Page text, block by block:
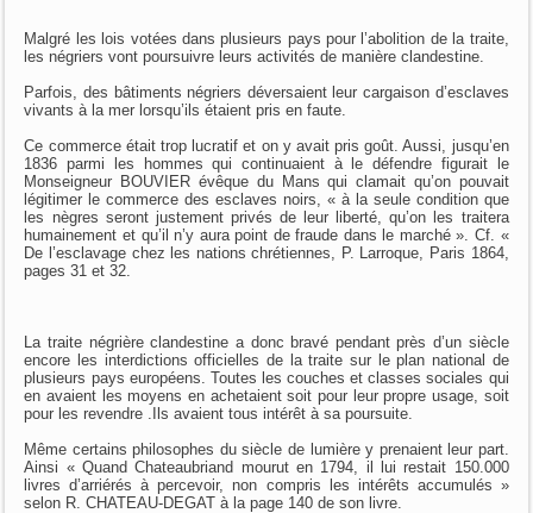
Malgré les lois votées dans plusieurs pays pour l’abolition de la traite,
les négriers vont poursuivre leurs activités de manière clandestine.
Parfois, des bâtiments négriers déversaient leur cargaison d’esclaves
vivants à la mer lorsqu’ils étaient pris en faute.
Ce commerce était trop lucratif et on y avait pris goût. Aussi, jusqu’en
1836 parmi les hommes qui continuaient à le défendre figurait le
Monseigneur BOUVIER évêque du Mans qui clamait qu’on pouvait
légitimer le commerce des esclaves noirs, « à la seule condition que
les nègres seront justement privés de leur liberté, qu’on les traitera
humainement et qu’il n’y aura point de fraude dans le marché ». Cf. «
De l’esclavage chez les nations chrétiennes, P. Larroque, Paris 1864,
pages 31 et 32.
La traite négrière clandestine a donc bravé pendant près d’un siècle
encore les interdictions officielles de la traite sur le plan national de
plusieurs pays européens. Toutes les couches et classes sociales qui
en avaient les moyens en achetaient soit pour leur propre usage, soit
pour les revendre .Ils avaient tous intérêt à sa poursuite.
Même certains philosophes du siècle de lumière y prenaient leur part.
Ainsi « Quand Chateaubriand mourut en 1794, il lui restait 150.000
livres d’arriérés à percevoir, non compris les intérêts accumulés »
selon R. CHATEAU-DEGAT à la page 140 de son livre.